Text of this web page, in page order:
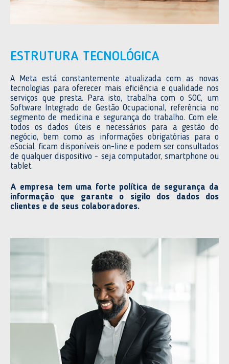
ESTRUTURA TECNOLÓGICA
A Meta está constantemente atualizada com as novas
tecnologias para oferecer mais eficiência e qualidade nos
serviços que presta. Para isto, trabalha com o SOC, um
Software Integrado de Gestão Ocupacional, referência no
segmento de medicina e segurança do trabalho. Com ele,
todos os dados úteis e necessários para a gestão do
negócio, bem como as informações obrigatórias para o
eSocial, ficam disponíveis on-line e podem ser consultados
de qualquer dispositivo - seja computador, smartphone ou
tablet.
A empresa tem uma forte política de segurança da
informação que garante o sigilo dos dados dos
clientes e de seus colaboradores.